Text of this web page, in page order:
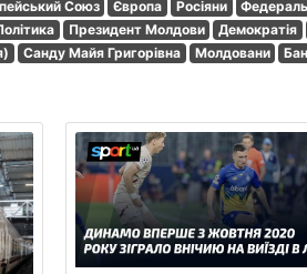
Союз Європа Росіяни
Президент Молдови Демократія
Санду Майя Григорівна Молдовани